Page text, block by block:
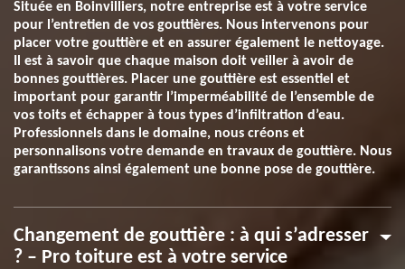
Située en Boinvilliers, notre entreprise est à votre service
pour l’entretien de vos gouttières. Nous intervenons pour
placer votre gouttière et en assurer également le nettoyage.
Il est à savoir que chaque maison doit veiller à avoir de
bonnes gouttières. Placer une gouttière est essentiel et
important pour garantir l’imperméabilité de l’ensemble de
vos toits et échapper à tous types d’infiltration d’eau.
Professionnels dans le domaine, nous créons et
personnalisons votre demande en travaux de gouttière. Nous
garantissons ainsi également une bonne pose de gouttière.
Changement de gouttière : à qui s’adresser
? – Pro toiture est à votre service